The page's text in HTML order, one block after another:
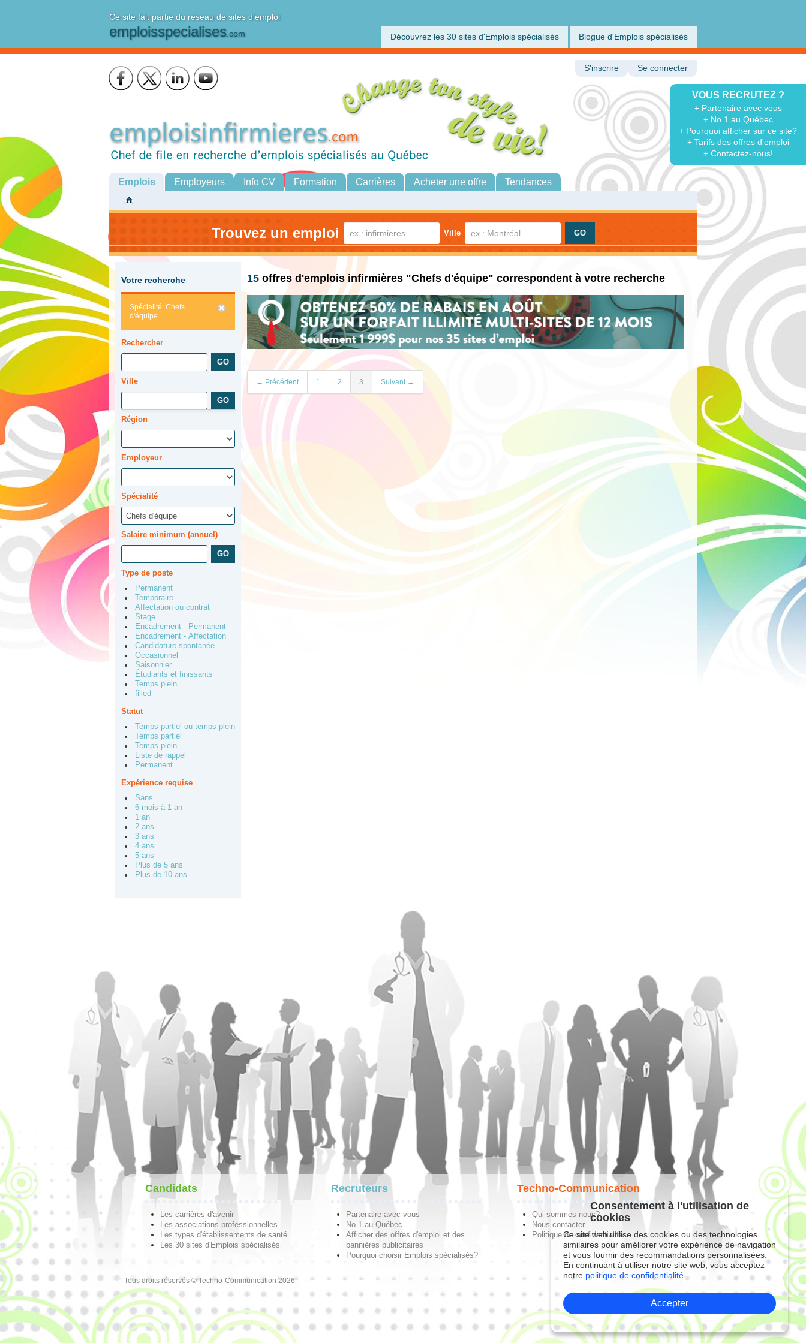
Ce site fait partie du réseau de sites d'emploi
emploisspecialises.com Découvrez les 30 sites d'Emplois spécialisés Blogue d'Emplois spécialisés
VOUS RECRUTEZ ?
+ Partenaire avec vous
+ No 1 au Québec
+ Pourquoi afficher sur ce site?
+ Tarifs des offres d'emploi
+ Contactez-nous!
S'inscrire Se connecter
Emplois Employeurs Info CV Formation Carrières Acheter une offre Tendances
Trouvez un emploi Ville
Votre recherche
Spécialité: Chefs
d'équipe
Rechercher
Ville
Région
Employeur
Spécialité
Salaire minimum (annuel)
Type de poste
Permanent
Temporaire
Affectation ou contrat
Stage
Encadrement - Permanent
Encadrement - Affectation
Candidature spontanée
Occasionnel
Saisonnier
Étudiants et finissants
Temps plein
filled
Statut
Temps partiel ou temps plein
Temps partiel
Temps plein
Liste de rappel
Permanent
Expérience requise
Sans
6 mois à 1 an
1 an
2 ans
3 ans
4 ans
5 ans
Plus de 5 ans
Plus de 10 ans
15 offres d'emplois infirmières "Chefs d'équipe" correspondent à votre recherche
← Précédent 1 2 3 Suivant →
Candidats
Les carrières d'avenir
Les associations professionnelles
Les types d'établissements de santé
Les 30 sites d'Emplois spécialisés
Recruteurs
Partenaire avec vous
No 1 au Québec
Afficher des offres d'emploi et des
bannières publicitaires
Pourquoi choisir Emplois spécialisés?
Techno-Communication
Qui sommes-nous?
Nous contacter
Politique de confidentialité
Tous droits réservés © Techno-Communication 2026
Consentement à l'utilisation de
cookies
Ce site web utilise des cookies ou des technologies
similaires pour améliorer votre expérience de navigation
et vous fournir des recommandations personnalisées.
En continuant à utiliser notre site web, vous acceptez
notre politique de confidentialité.
Accepter